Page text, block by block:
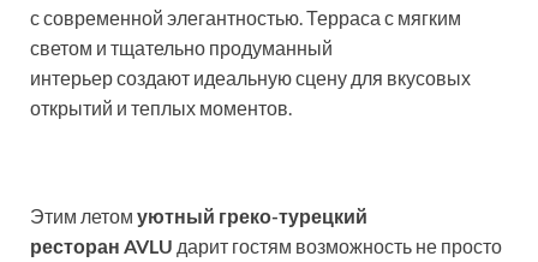
с современной элегантностью. Терраса с мягким
светом и тщательно продуманный
интерьер создают идеальную сцену для вкусовых
открытий и теплых моментов.
Этим летом уютный греко-турецкий
ресторан AVLU дарит гостям возможность не просто